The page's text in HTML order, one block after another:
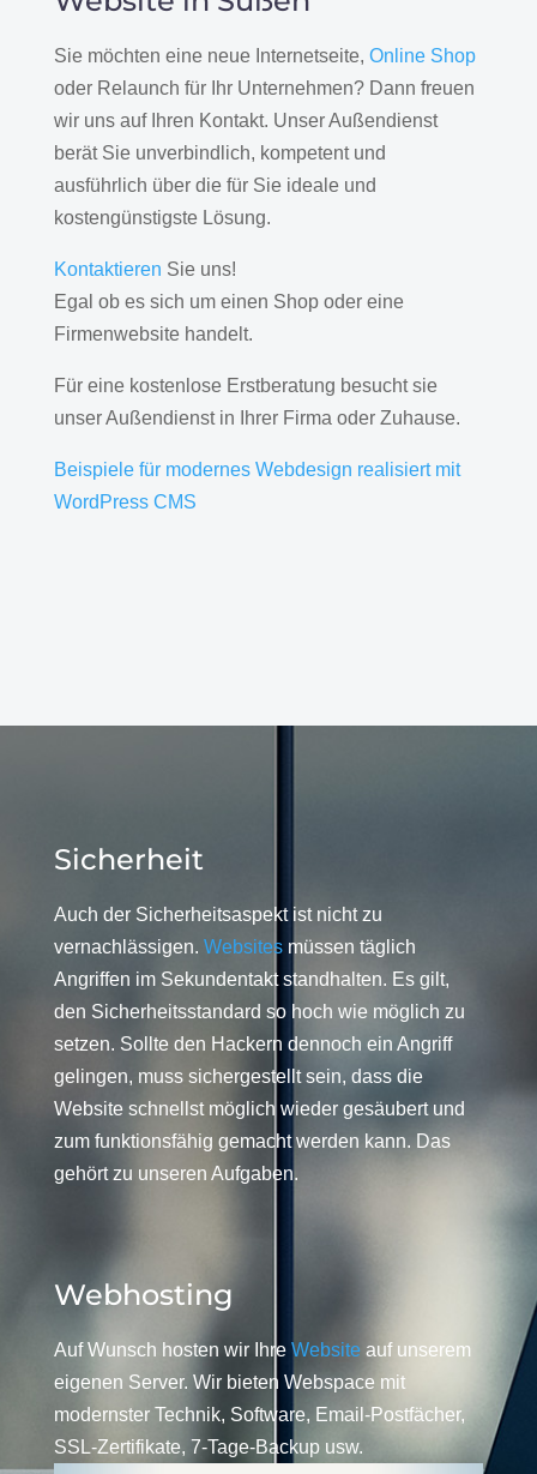
Sie möchten eine neue Internetseite, Online Shop
oder Relaunch für Ihr Unternehmen? Dann freuen
wir uns auf Ihren Kontakt. Unser Außendienst
berät Sie unverbindlich, kompetent und
ausführlich über die für Sie ideale und
kostengünstigste Lösung.
Kontaktieren Sie uns!
Egal ob es sich um einen Shop oder eine
Firmenwebsite handelt.
Für eine kostenlose Erstberatung besucht sie
unser Außendienst in Ihrer Firma oder Zuhause.
Beispiele für modernes Webdesign realisiert mit
WordPress CMS
Sicherheit
Auch der Sicherheitsaspekt ist nicht zu
vernachlässigen. Websitesmüssen täglich
Angriffen im Sekundentakt standhalten. Es gilt,
den Sicherheitsstandard so hoch wie möglich zu
setzen. Sollte den Hackern dennoch ein Angriff
gelingen, muss sichergestellt sein, dass die
Website schnellst möglich wieder gesäubert und
zum funktionsfähig gemacht werden kann. Das
gehört zu unseren Aufgaben.
Webhosting
Auf Wunsch hosten wir Ihre Website auf unserem
eigenen Server. Wir bieten Webspace mit
modernster Technik, Software, Email-Postfächer,
SSL-Zertifikate, 7-Tage-Backup usw.